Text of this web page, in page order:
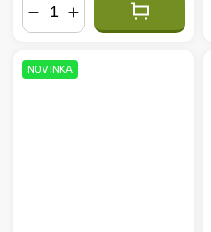
NOVINKA